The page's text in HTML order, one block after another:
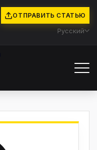
ОТПРАВИТЬ СТАТЬЮ
Русский